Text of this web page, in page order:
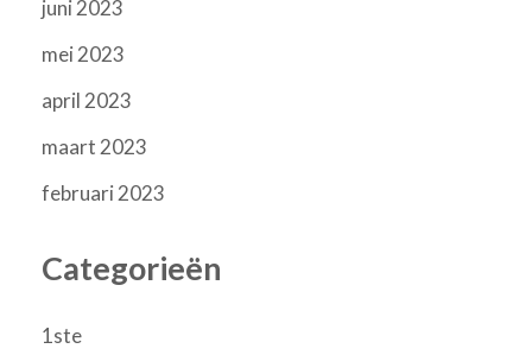
juni 2023
mei 2023
april 2023
maart 2023
februari 2023
Categorieën
1ste